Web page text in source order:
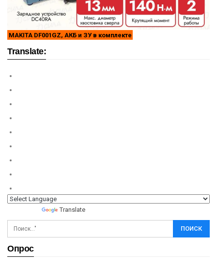
MAKITA DF001GZ, АКБ и ЗУ в комплекте
Translate:
Translate
Опрос